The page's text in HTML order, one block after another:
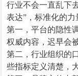
行业不会一直乱下
表达”，标准化的力
第一，平台的隐性
权威内容，迟早会
第二，行业组织的
些指标定义清楚，